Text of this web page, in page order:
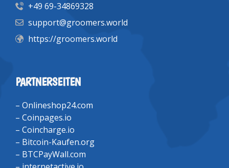
+49 69-34869328
support@groomers.world
https://groomers.world
PARTNERSEITEN
– Onlineshop24.com
– Coinpages.io
– Coincharge.io
– Bitcoin-Kaufen.org
– BTCPayWall.com